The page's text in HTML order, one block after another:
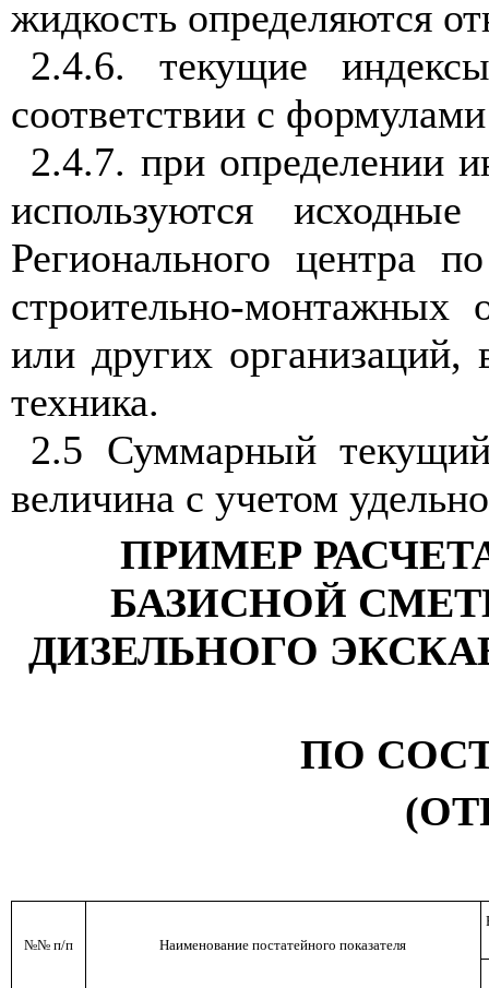
жидкость определяются
2.4.6.текущие
соответствии с
2.4.7. при определении
используются
Регионального центра
строительно-монтажных
или других организаций,
техника.
2.5 Суммарный текущий
величина с учетом
ПРИМЕР
БАЗИСНОЙ
ДИЗЕЛЬНОГО
ПО
№№ п/п Наименование постатейного показателя